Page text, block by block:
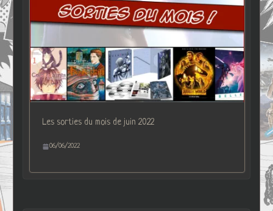
Les sorties du mois de juin 2022
06/06/2022